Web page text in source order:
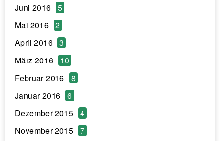
Juni 2016
5
Mai 2016
2
April 2016
3
März 2016
10
Februar 2016
8
Januar 2016
6
Dezember 2015
4
November 2015
7